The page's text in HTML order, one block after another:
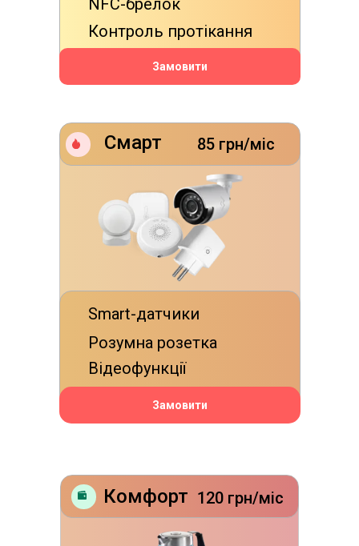
Смарт 85 грн/міс
Комфорт 120 грн/міс
NFC-брелок
Контроль протікання
Smart-датчики
Розумна розетка
Відеофункції
Замовити
Замовити